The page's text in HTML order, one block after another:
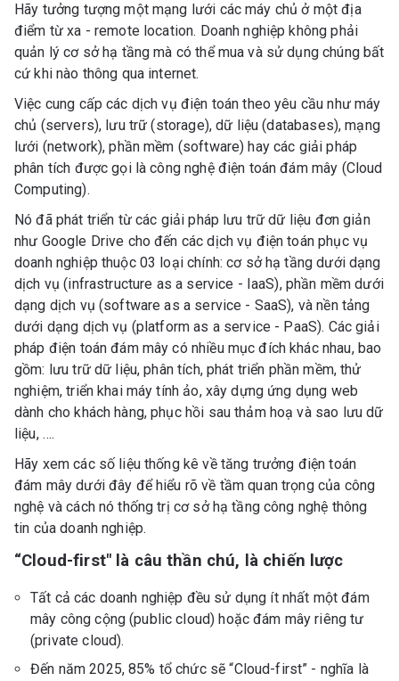
Hãy tưởng tượng một mạng lưới các máy chủ ở một địa
điểm từ xa - remote location. Doanh nghiệp không phải
quản lý cơ sở hạ tầng mà có thể mua và sử dụng chúng bất
cứ khi nào thông qua internet.
Việc cung cấp các dịch vụ điện toán theo yêu cầu như máy
chủ (servers), lưu trữ (storage), dữ liệu (databases), mạng
lưới (network), phần mềm (software) hay các giải pháp
phân tích được gọi là công nghệ điện toán đám mây (Cloud
Computing).
Nó đã phát triển từ các giải pháp lưu trữ dữ liệu đơn giản
như Google Drive cho đến các dịch vụ điện toán phục vụ
doanh nghiệp thuộc 03 loại chính: cơ sở hạ tầng dưới dạng
dịch vụ (infrastructure as a service - IaaS), phần mềm dưới
dạng dịch vụ (software as a service - SaaS), và nền tảng
dưới dạng dịch vụ (platform as a service - PaaS). Các giải
pháp điện toán đám mây có nhiều mục đích khác nhau, bao
gồm: lưu trữ dữ liệu, phân tích, phát triển phần mềm, thử
nghiệm, triển khai máy tính ảo, xây dựng ứng dụng web
dành cho khách hàng, phục hồi sau thảm hoạ và sao lưu dữ
liệu, ….
Hãy xem các số liệu thống kê về tăng trưởng điện toán
đám mây dưới đây để hiểu rõ về tầm quan trọng của công
nghệ và cách nó thống trị cơ sở hạ tầng công nghệ thông
tin của doanh nghiệp.
“Cloud-first" là câu thần chú, là chiến lược
Tất cả các doanh nghiệp đều sử dụng ít nhất một đám
mây công cộng (public cloud) hoặc đám mây riêng tư
(private cloud).
Đến năm 2025, 85% tổ chức sẽ “Cloud-first” - nghĩa là